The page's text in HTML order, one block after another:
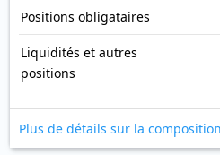
Positions obligataires
Liquidités et autres
positions
Plus de détails sur la composition